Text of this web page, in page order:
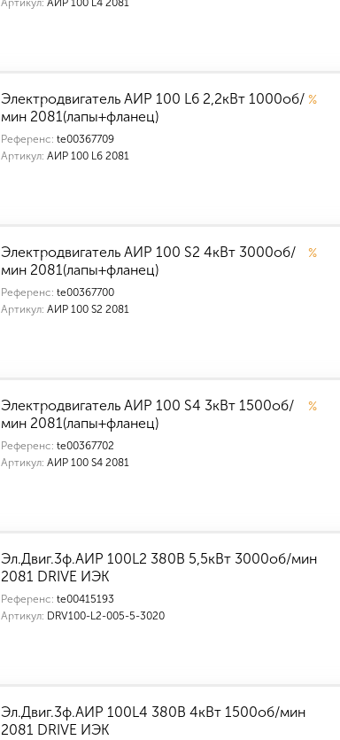
Артикул: АИР 100 L4 2081
Электродвигатель АИР 100 L6 2,2кВт 1000об/
мин 2081(лапы+фланец)
Референс: te00367709
Артикул: АИР 100 L6 2081
%
Электродвигатель АИР 100 S2 4кВт 3000об/
мин 2081(лапы+фланец)
Референс: te00367700
Артикул: АИР 100 S2 2081
%
Электродвигатель АИР 100 S4 3кВт 1500об/
мин 2081(лапы+фланец)
Референс: te00367702
Артикул: АИР 100 S4 2081
%
Эл.Двиг.3ф.АИР 100L2 380В 5,5кВт 3000об/мин
2081 DRIVE ИЭК
Референс: te00415193
Артикул: DRV100-L2-005-5-3020
Эл.Двиг.3ф.АИР 100L4 380В 4кВт 1500об/мин
2081 DRIVE ИЭК